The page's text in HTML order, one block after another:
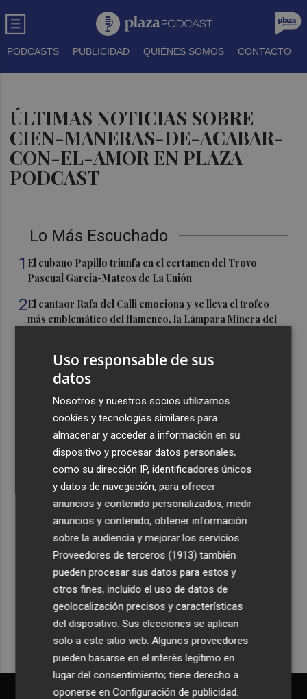
PODCASTS PUBLICIDAD QUIÉNES SOMOS CONTACTO
ÚLTIMAS NOTICIAS SOBRE
CIEN-MANERAS-DE-ACABAR-
CON-EL-AMOR EN PLAZA
PODCAST
Lo Más Escuchado
1 El cubano Papillo triunfa en el certamen del Trovo
Pascual García-Mateos de La Unión
2El cantaor Rafa del Calli emociona y se lleva el trofeo
más emblemático del flamenco, la Lámpara Minera del
El Castell de l'Olla de Altea 2026, en imágenes
El Villarreal pone el broche de oro a la pretemporada
con una victoria contra el Galatasaray
Kiat Lim preside por primera vez un partido en Mestalla
Recibe toda la actualidad de
Plaza Podcast en tu correo
Quiero suscribirme
Uso responsable de sus
datos
Nosotros y nuestros socios utilizamos
cookies y tecnologías similares para
almacenar y acceder a información en su
dispositivo y procesar datos personales,
como su dirección IP, identificadores únicos
y datos de navegación, para ofrecer
anuncios y contenido personalizados, medir
anuncios y contenido, obtener información
sobre la audiencia y mejorar los servicios.
Proveedores de terceros (1913) también
pueden procesar sus datos para estos y
otros fines, incluido el uso de datos de
geolocalización precisos y características
del dispositivo. Sus elecciones se aplican
solo a este sitio web. Algunos proveedores
pueden basarse en el interés legítimo en
lugar del consentimiento; tiene derecho a
oponerse enConfiguración de publicidad